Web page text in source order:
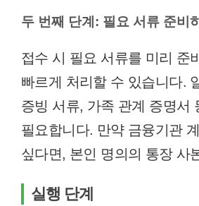
두 번째 단계: 필요 서류 준비
접수 시 필요 서류를 미리 준
빠르게 처리할 수 있습니다.
증빙 서류, 가족 관계 증명서
필요합니다. 만약 금융기관
싶다면, 본인 명의의 통장 사
실행 단계